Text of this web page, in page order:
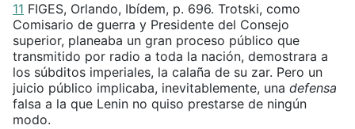
11 FIGES, Orlando, Ibídem, p. 696. Trotski, como
Comisario de guerra y Presidente del Consejo
superior, planeaba un gran proceso público que
transmitido por radio a toda la nación, demostrara a
los súbditos imperiales, la calaña de su zar. Pero un
juicio público implicaba, inevitablemente, una defensa
falsa a la que Lenin no quiso prestarse de ningún
modo.